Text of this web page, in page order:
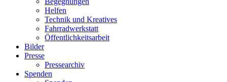
Helfen
Technik und Kreatives
Fahrradwerkstatt
Öffentlichkeitsarbeit
Bilder
Presse
Pressearchiv
Spenden